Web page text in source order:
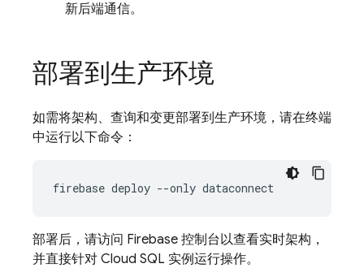
新后端通信。
部署到生产环境
如需将架构、查询和变更部署到生产环境，请在终端
中运行以下命令：
firebase deploy --only
部署后，请访问 Firebase 控制台以查看实时架构，
并直接针对 Cloud SQL 实例运行操作。